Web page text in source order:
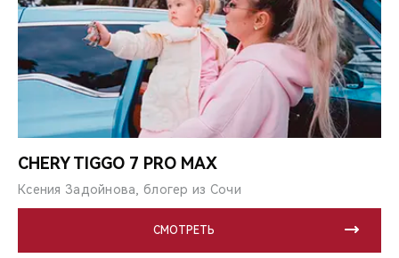
CHERY TIGGO 7 PRO MAX
Ксения Задойнова, блогер из Сочи
СМОТРЕТЬ